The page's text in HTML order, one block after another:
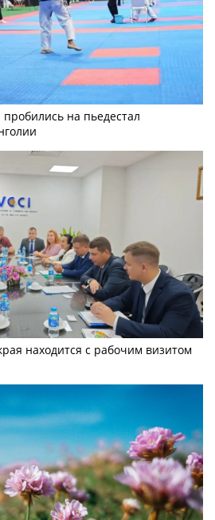
на пьедестал
находится с рабочим визитом